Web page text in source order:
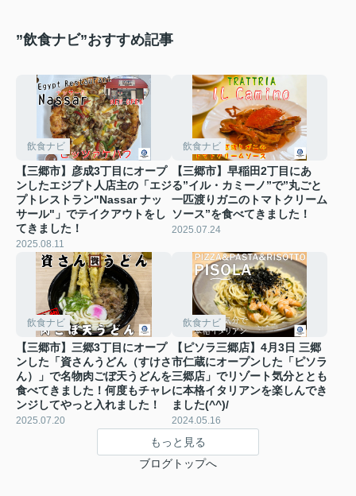
”飲食ナビ”おすすめ記事
飲食ナビ
【三郷市】彦成3丁目にオープ
ンしたエジプト人店主の「エジ
プトレストラン"Nassar ナッ
サール"」でテイクアウトをし
てきました！
2025.08.11
飲食ナビ
【三郷市】早稲田2丁目にあ
る”イル・カミーノ”で”丸ごと
一匹渡りガニのトマトクリーム
ソース”を食べてきました！
2025.07.24
飲食ナビ
【三郷市】三郷3丁目にオープ
ンした「資さんうどん（すけさ
ん）」で名物肉ごぼ天うどんを
食べてきました！何度もチャレ
ンジしてやっと入れました！
2025.07.20
飲食ナビ
【ピソラ三郷店】4月3日 三郷
市仁蔵にオープンした「ピソラ
三郷店」でリゾート気分ととも
に本格イタリアンを楽しんでき
ました(^^)/
2024.05.16
もっと見る
ブログトップへ